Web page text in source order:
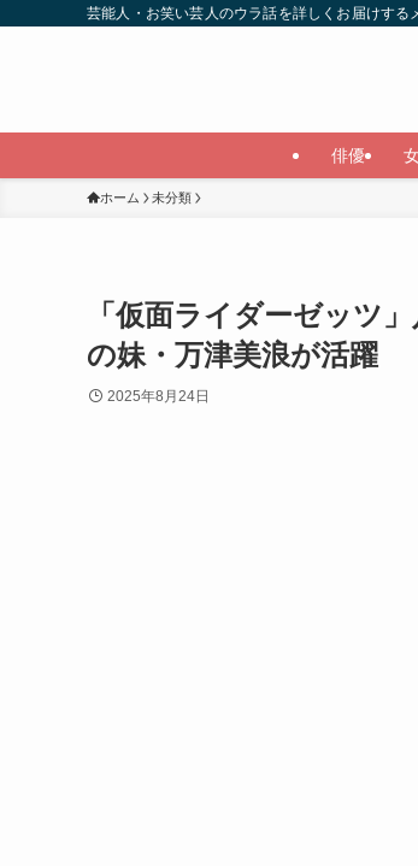
芸能人・お笑い芸人のウラ話を詳しくお届けする
俳優
ホーム 未分類
「仮面ライダーゼッツ
の妹・万津美浪が活躍
2025年8月24日